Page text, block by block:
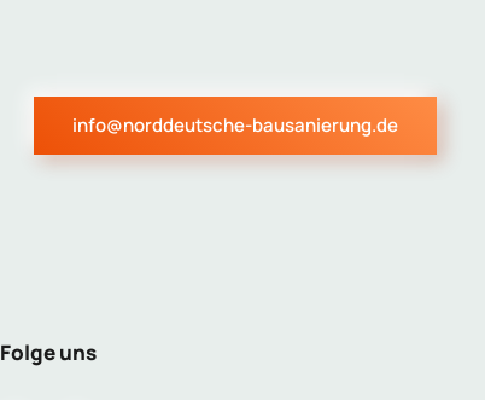
info@norddeutsche-bausanierung.de
Folge uns